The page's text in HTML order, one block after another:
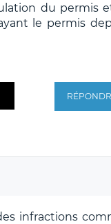
du permis
le permis
infractions